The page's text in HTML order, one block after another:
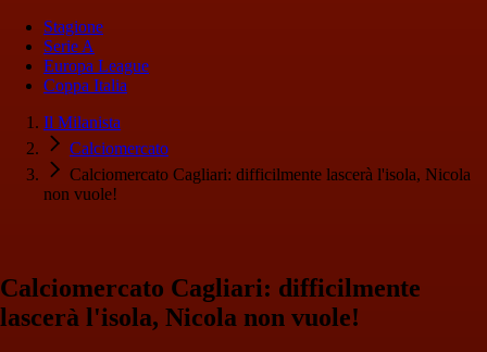
Stagione
Serie A
Europa League
Coppa Italia
Il Milanista
Calciomercato
Calciomercato Cagliari: difficilmente lascerà l'isola, Nicola
non vuole!
Calciomercato Cagliari: difficilmente
lascerà l'isola, Nicola non vuole!